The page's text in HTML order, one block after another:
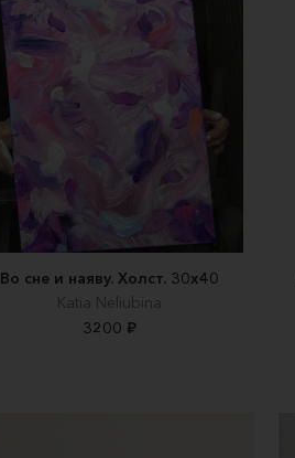
Во сне и наяву. Холст. 30х40
Katia Neliubina
3200 ₽